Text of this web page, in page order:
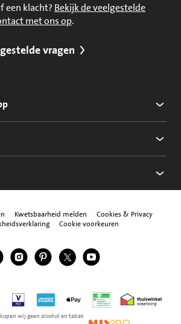
een klacht? Bekijk de veelgestelde
met ons op.
vragen
Kwetsbaarheid melden
Cookies & Privacy
Cookie voorkeuren
Facebook
Jumbo Instagram
Jumbo Pinterest
Jumbo Twitter
Jumbo YouTube
Vpay American Express
Apple Pay Thuiswinkel
wij geen alcohol en tabak NIX18